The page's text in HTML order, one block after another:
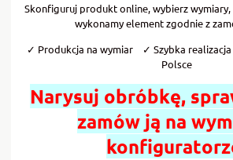
Skonfiguruj produkt online, wybierz wymiary,
wykonamy element zgodnie z
✓ Produkcja na wymiar ✓ Szybka
Polsce
Narysuj obróbkę,
zamów ją na